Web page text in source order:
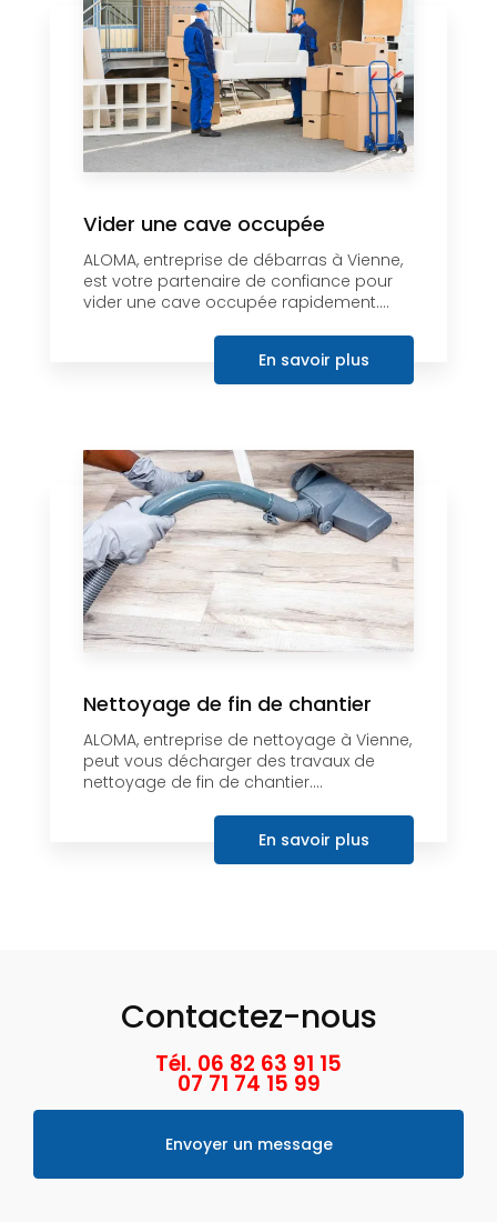
Vider une cave occupée
ALOMA, entreprise de débarras à Vienne,
est votre partenaire de confiance pour
vider une cave occupée rapidement....
En savoir plus
Nettoyage de fin de chantier
ALOMA, entreprise de nettoyage à Vienne,
peut vous décharger des travaux de
nettoyage de fin de chantier....
En savoir plus
Contactez-nous
Tél. 06 82 63 91 15
07 71 74 15 99
Envoyer un message